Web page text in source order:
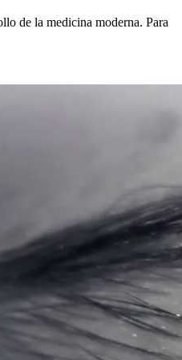
de la medicina moderna. Para